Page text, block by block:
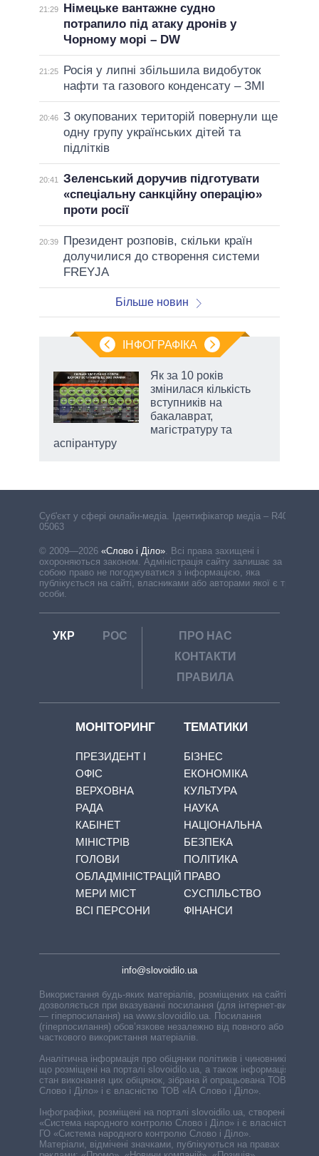
21:29
Німецьке вантажне судно
потрапило під атаку дронів у
Чорному морі – DW
21:25
Росія у липні збільшила видобуток
нафти та газового конденсату – ЗМІ
20:46 З окупованих територій повернули ще
одну групу українських дітей та
підлітків
20:41
Зеленський доручив підготувати
«спеціальну санкційну операцію»
проти росії
20:39
Президент розповів, скільки країн
долучилися до створення системи
FREYJA
Більше новин
ІНФОГРАФІКА
Як за 10 років
змінилася кількість
вступників на
бакалаврат,
магістратуру та
аспірантуру
Cуб'єкт у сфері онлайн-медіа. Ідентифікатор медіа – R40-
05063
© 2009—2026 «Слово і Діло»
Всі права захищені і
охороняються законом. Адміністрація сайту залишає за
собою право не погоджуватися з інформацією, яка
публікується на сайті, власниками або авторами якої є треті
особи.
УКР РОС
ПРО НАС
КОНТАКТИ
ПРАВИЛА
МОНІТОРИНГ
ПРЕЗИДЕНТ І
ОФІС
ВЕРХОВНА
РАДА
КАБІНЕТ
МІНІСТРІВ
ГОЛОВИ
ОБЛАДМІНІСТРАЦІЙ
МЕРИ МІСТ
ВСІ ПЕРСОНИ
ТЕМАТИКИ
БІЗНЕС
ЕКОНОМІКА
КУЛЬТУРА
НАУКА
НАЦІОНАЛЬНА
БЕЗПЕКА
ПОЛІТИКА
ПРАВО
СУСПІЛЬСТВО
ФІНАНСИ
info@slovoidilo.ua
Використання будь-яких матеріалів, розміщених на сайті,
дозволяється при вказуванні посилання (для інтернет-видань
— гіперпосилання) на www.slovoidilo.ua. Посилання
(гіперпосилання) обов’язкове незалежно від повного або
часткового використання матеріалів.
Аналітична інформація про обіцянки політиків і чиновників,
що розміщені на порталі slovoidilo.ua, а також інформація про
стан виконання цих обіцянок, зібрана й опрацьована ТОВ «ІА
Слово і Діло» і є власністю ТОВ «ІА Слово і Діло».
Інфографіки, розміщені на порталі slovoidilo.ua, створені ГО
«Система народного контролю Слово і Діло» і є власністю
ГО «Система народного контролю Слово і Діло».
Матеріали, відмічені значками, публікуються на правах